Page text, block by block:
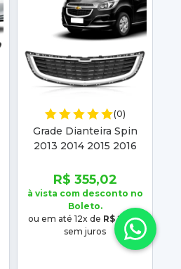
(0)
Grade Dianteira Spin
2013 2014 2015 2016
Com Friso Cromado
R$ 355,02
à vista com desconto no
Boleto.
ou em até 12x de R$ 29,58
sem juros